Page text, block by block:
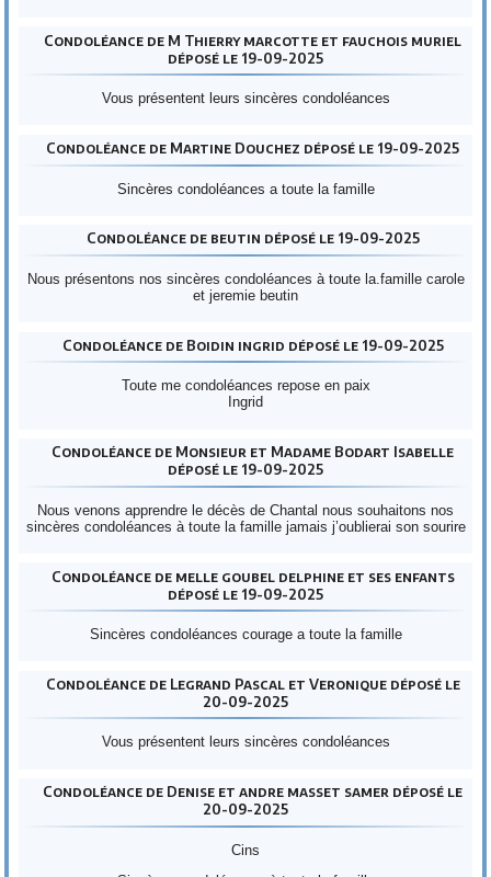
Condoléance de M Thierry marcotte et fauchois muriel
déposé le 19-09-2025
Vous présentent leurs sincères condoléances
Condoléance de Martine Douchez déposé le 19-09-2025
Sincères condoléances a toute la famille
Condoléance de beutin déposé le 19-09-2025
Nous présentons nos sincères condoléances à toute la.famille carole
et jeremie beutin
Condoléance de Boidin ingrid déposé le 19-09-2025
Toute me condoléances repose en paix
Ingrid
Condoléance de Monsieur et Madame Bodart Isabelle
déposé le 19-09-2025
Nous venons apprendre le décès de Chantal nous souhaitons nos
sincères condoléances à toute la famille jamais j’oublierai son sourire
Condoléance de melle goubel delphine et ses enfants
déposé le 19-09-2025
Sincères condoléances courage a toute la famille
Condoléance de Legrand Pascal et Veronique déposé le
20-09-2025
Vous présentent leurs sincères condoléances
Condoléance de Denise et andre masset samer déposé le
20-09-2025
Cins